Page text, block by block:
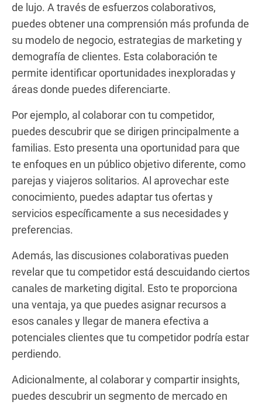
de lujo. A través de esfuerzos colaborativos,
puedes obtener una comprensión más profunda de
su modelo de negocio, estrategias de marketing y
demografía de clientes. Esta colaboración te
permite identificar oportunidades inexploradas y
áreas donde puedes diferenciarte.
Por ejemplo, al colaborar con tu competidor,
puedes descubrir que se dirigen principalmente a
familias. Esto presenta una oportunidad para que
te enfoques en un público objetivo diferente, como
parejas y viajeros solitarios. Al aprovechar este
conocimiento, puedes adaptar tus ofertas y
servicios específicamente a sus necesidades y
preferencias.
Además, las discusiones colaborativas pueden
revelar que tu competidor está descuidando ciertos
canales de marketing digital. Esto te proporciona
una ventaja, ya que puedes asignar recursos a
esos canales y llegar de manera efectiva a
potenciales clientes que tu competidor podría estar
perdiendo.
Adicionalmente, al colaborar y compartir insights,
puedes descubrir un segmento de mercado en